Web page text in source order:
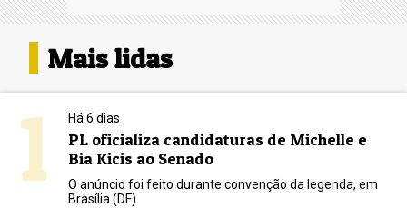
Mais lidas
1 Há 6 dias
PL oficializa candidaturas de Michelle e
Bia Kicis ao Senado
O anúncio foi feito durante convenção da legenda, em
Brasília (DF)